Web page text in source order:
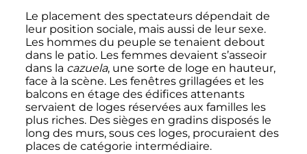
Le placement des spectateurs dépendait de
leur position sociale, mais aussi de leur sexe.
Les hommes du peuple se tenaient debout
dans le patio. Les femmes devaient s’asseoir
dans la cazuela, une sorte de loge en hauteur,
face à la scène. Les fenêtres grillagées et les
balcons en étage des édifices attenants
servaient de loges réservées aux familles les
plus riches. Des sièges en gradins disposés le
long des murs, sous ces loges, procuraient des
places de catégorie intermédiaire.